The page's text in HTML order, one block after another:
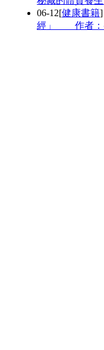
06-12[健康書籍
經」 作者：